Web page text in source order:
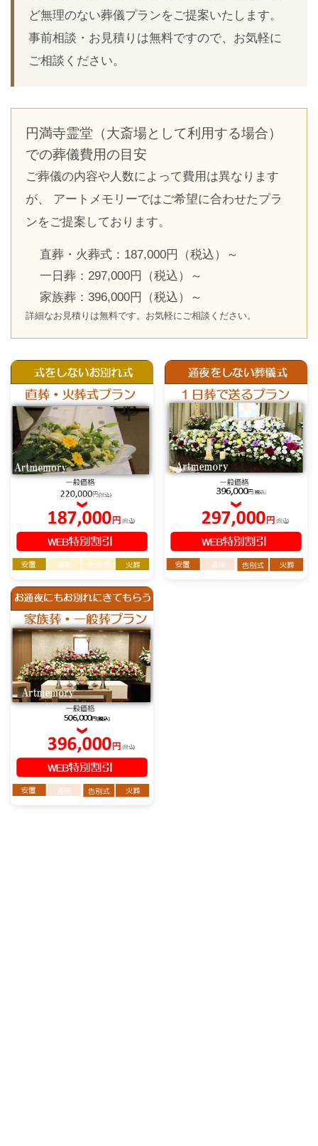
ど無理のない葬儀プランをご提案いたします。
事前相談・お見積りは無料ですので、お気軽に
ご相談ください。
円満寺霊堂（大斎場として利用する場合）
での葬儀費用の目安
ご葬儀の内容や人数によって費用は異なります
が、 アートメモリーではご希望に合わせたプラ
ンをご提案しております。
直葬・火葬式：187,000円（税込）～
一日葬：297,000円（税込）～
家族葬：396,000円（税込）～
詳細なお見積りは無料です。お気軽にご相談ください。